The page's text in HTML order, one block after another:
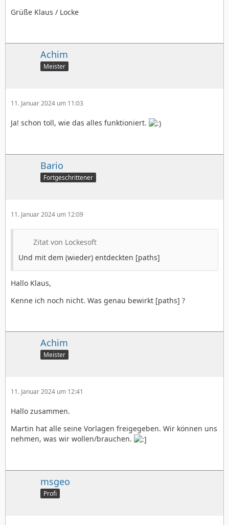
Grüße Klaus / Locke
Achim
Meister
11. Januar 2024 um 11:03
Ja! schon toll, wie das alles funktioniert.
Bario
Fortgeschrittener
11. Januar 2024 um 12:09
Zitat von Lockesoft
Und mit dem (wieder) entdeckten [paths]
Hallo Klaus,
Kenne ich noch nicht. Was genau bewirkt [paths] ?
Achim
Meister
11. Januar 2024 um 12:41
Hallo zusammen.
Martin hat alle seine Vorlagen freigegeben. Wir können uns
nehmen, was wir wollen/brauchen.
msgeo
Profi